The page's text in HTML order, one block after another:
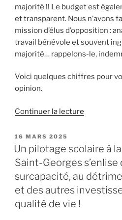
majorité !! Le budget est
et transparent. Nous n’avons
mission d’élus d’opposition :
travail bénévole et souvent
majorité… rappelons-le,
Voici quelques chiffres pour
opinion.
Continuer la lecture
le
maire,
n’a
dit
PUBLIÉ
LE
16 MARS 2025
Un pilotage scolaire à
Saint-Georges s’enlise
surcapacité, au
et des autres
qualité de vie !